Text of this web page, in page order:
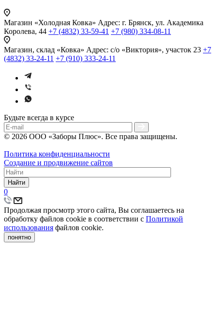
Магазин «Холодная Ковка» Адрес: г. Брянск, ул. Академика
Королева, 44 +7 (4832) 33-59-41 +7 (980) 334-08-11
Магазин, склад «Ковка» Адрес: с/о «Виктория», участок 23 +7
(4832) 33-24-11 +7 (910) 333-24-11
Будьте всегда в курсе
© 2026 ООО «Заборы Плюс». Все права защищены.
Политика конфиденциальности
Создание и продвижение сайтов
Найти
0
Продолжая просмотр этого сайта, Вы соглашаетесь на
обработку файлов cookie в соответствии с Политикой
использования файлов cookie.
понятно